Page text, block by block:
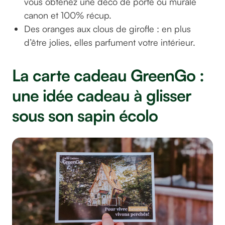
canon et 100% récup.
Des oranges aux clous de girofle : en plus
d’être jolies, elles parfument votre intérieur.
La carte cadeau GreenGo :
une idée cadeau à glisser
sous son sapin écolo